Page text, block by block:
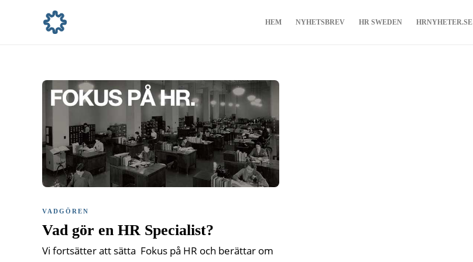
HEM NYHETSBREV HR SWEDEN HRNYHETER.SE
VADGÖREN
Vad gör en HR Specialist?
Vi fortsätter att sätta Fokus på HR och berättar om